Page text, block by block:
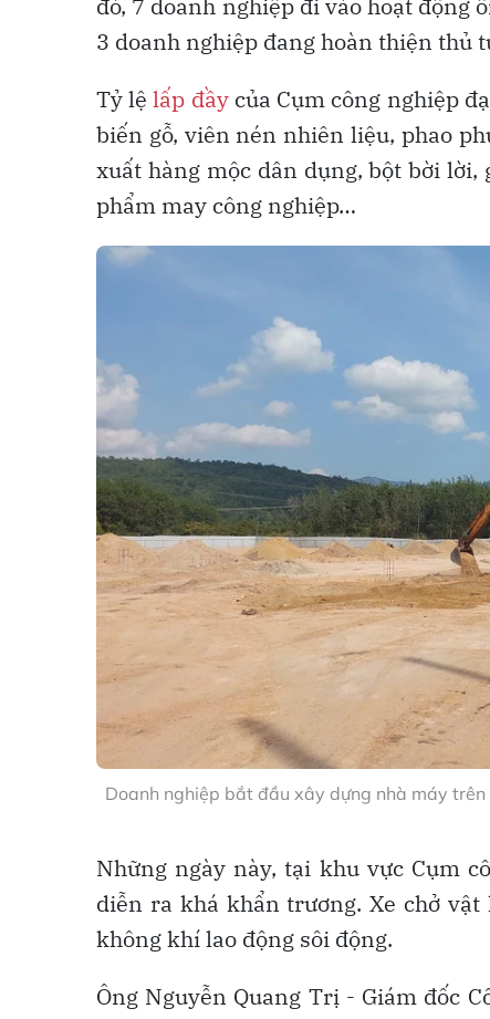
đó, 7 doanh nghiệp đi vào hoạt
3 doanh nghiệp đang hoàn thiện thủ
Tỷ lệlấp đầycủa Cụm công nghiệp
biến gỗ, viên nén nhiên liệu, phao
xuất hàng mộc dân dụng, bột bời
phẩm may công nghiệp…
Doanh nghiệp bắt đầu xây dựng nhà máy
Những ngày này, tại khu vực Cụm
diễn ra khá khẩn trương. Xe chở
không khí lao động sôi động.
Ông Nguyễn Quang Trị - Giám đốc